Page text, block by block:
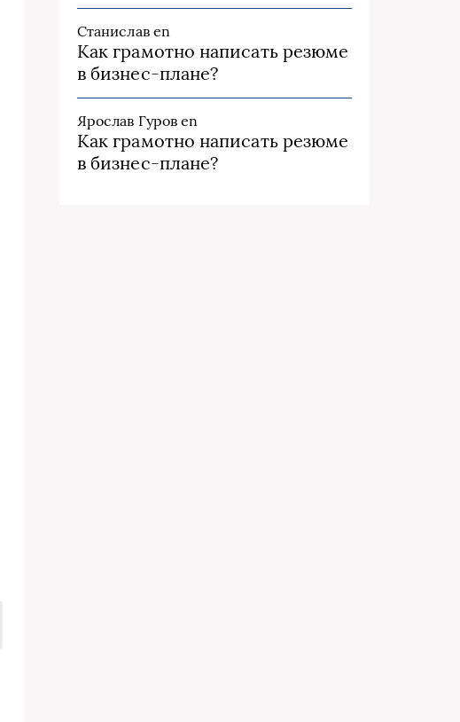
Станиславen
Как грамотно написать резюме
в бизнес-плане?
Ярослав Гуров en
Как грамотно написать резюме
в бизнес-плане?